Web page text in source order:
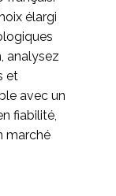
élargi
analysez
et
avec un
fiabilité,
marché